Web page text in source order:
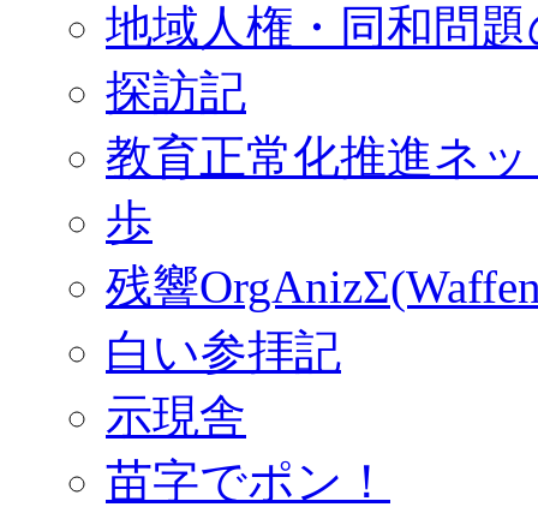
地域人権・同和問
探訪記
教育正常化推進ネ
歩
残響
白い参拝記
示現舎
苗字でポン！